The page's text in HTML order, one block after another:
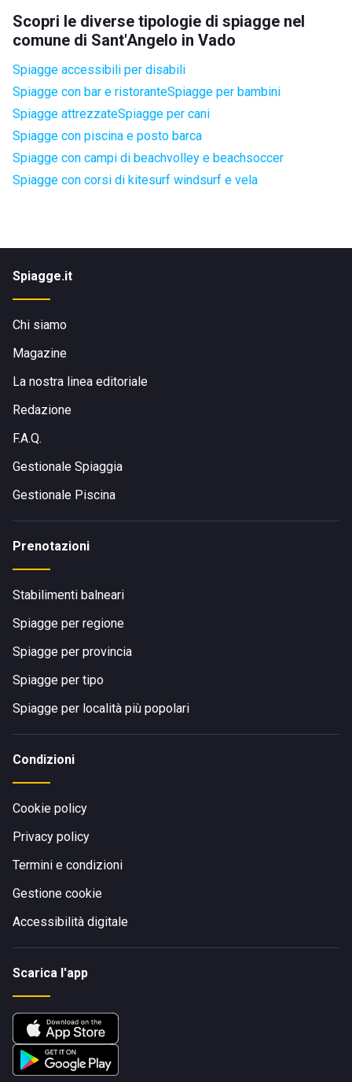
Scopri le diverse tipologie di spiagge nel
comune di Sant'Angelo in Vado
Spiagge accessibili per disabili
Spiagge con bar e ristoranteSpiagge per bambini
Spiagge attrezzateSpiagge per cani
Spiagge con piscina e posto barca
Spiagge con campi di beachvolley e beachsoccer
Spiagge con corsi di kitesurf windsurf e vela
Spiagge.it
Chi siamo
Magazine
La nostra linea editoriale
Redazione
F.A.Q.
Gestionale Spiaggia
Gestionale Piscina
Prenotazioni
Stabilimenti balneari
Spiagge per regione
Spiagge per provincia
Spiagge per tipo
Spiagge per località più popolari
Condizioni
Cookie policy
Privacy policy
Termini e condizioni
Gestione cookie
Accessibilità digitale
Scarica l'app